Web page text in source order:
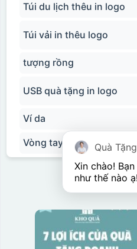
Túi du lịch thêu in logo
Túi vải in thêu logo
tượng rồng
USB quà tặng in logo
Ví da
Vòng tay
Quà
Xin chào!
như thế nào ạ!